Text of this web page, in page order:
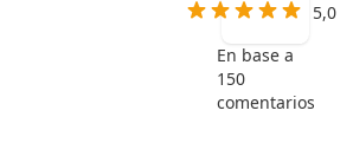
5,0
En base a
150
comentarios